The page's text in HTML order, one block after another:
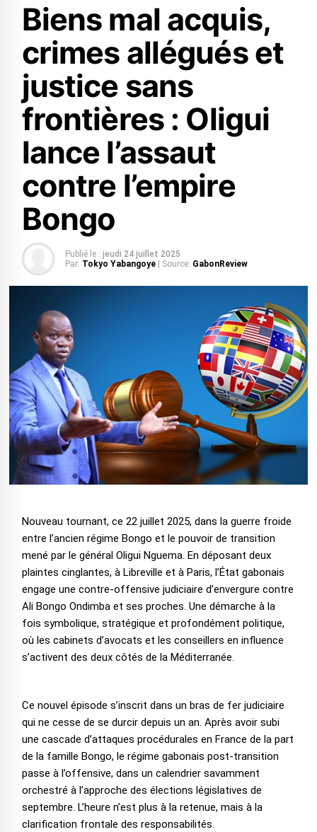
Biens mal acquis,
crimes allégués et
justice sans
frontières : Oligui
lance l’assaut
contre l’empire
Bongo
Publié le : jeudi 24 juillet 2025
Par: Tokyo Yabangoye | Source: GabonReview
Nouveau tournant, ce 22 juillet 2025, dans la guerre froide
entre l’ancien régime Bongo et le pouvoir de transition
mené par le général Oligui Nguema. En déposant deux
plaintes cinglantes, à Libreville et à Paris, l’État gabonais
engage une contre-offensive judiciaire d’envergure contre
Ali Bongo Ondimba et ses proches. Une démarche à la
fois symbolique, stratégique et profondément politique,
où les cabinets d’avocats et les conseillers en influence
s’activent des deux côtés de la Méditerranée.
Ce nouvel épisode s’inscrit dans un bras de fer judiciaire
qui ne cesse de se durcir depuis un an. Après avoir subi
une cascade d’attaques procédurales en France de la part
de la famille Bongo, le régime gabonais post-transition
passe à l’offensive, dans un calendrier savamment
orchestré à l’approche des élections législatives de
septembre. L’heure n’est plus à la retenue, mais à la
clarification frontale des responsabilités.